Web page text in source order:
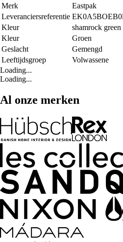
Merk
Eastpak
Leveranciersreferentie
Kleur
shamrock green
Kleur
Groen
Geslacht
Gemengd
Leeftijdsgroep
Volwassene
Loading...
Loading...
Al onze merken